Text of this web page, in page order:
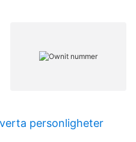
personligheter